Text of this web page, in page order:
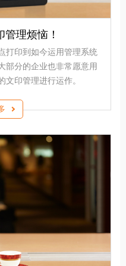
理烦恼！
打印到如今运用管理系统
部分的企业也非常愿意用
印管理进行运作。